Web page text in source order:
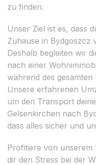
zu finden.
Unser Ziel ist es, dass
Zuhause in Bydgoszcz
Deshalb begleiten wir
nach einer
während des
Unsere erfahrenen
um den Transport
Gelsenkirchen nach
dass alles sicher und
Profitiere von unserem
dir den Stress bei der